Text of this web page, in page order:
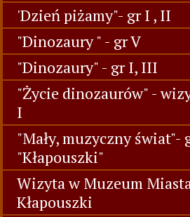
'Dzień piżamy"- gr I , II
"Dinozaury " - gr V
"Dinozaury" - gr I, III
"Życie dinozaurów" -
I
"Mały, muzyczny świat"-
"Kłapouszki"
Wizyta w Muzeum
Kłapouszki